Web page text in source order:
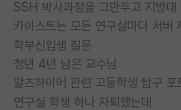
카이스트는 모든 연구실마다 서버
학부신입생 질문
정년 4년 남은 교수님
알츠하이머 관련 고등학생 탐구 포
연구실 학생 하나 자퇴했는데